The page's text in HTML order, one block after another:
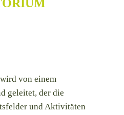
von einem
geleitet, der die
und Aktivitäten